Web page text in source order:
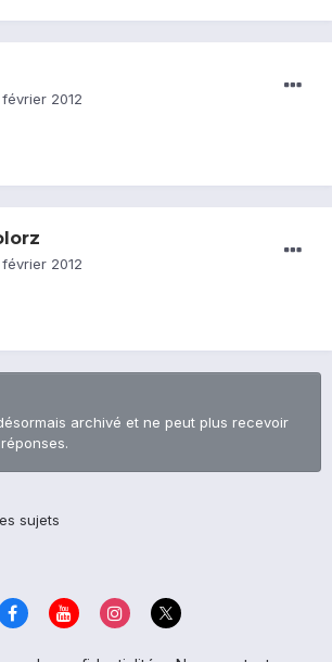
2012
2012
archivé et ne peut plus recevoir
sujets